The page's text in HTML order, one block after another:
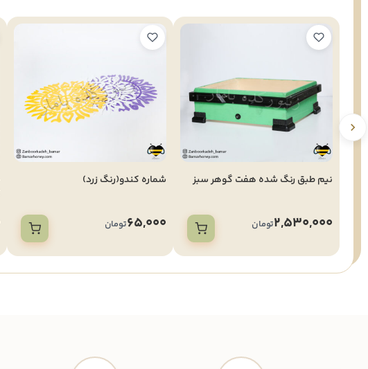
نیم طبق رنگ شده هفت گوهر سبز
2,530,000تومان
شماره کندو(رنگ زرد)
65,000تومان